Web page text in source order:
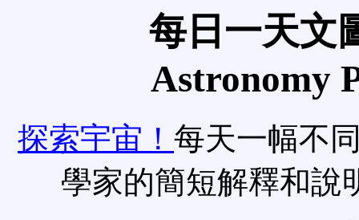
每日一天文
Astronomy
探索宇宙！ 每天一幅不
學家的簡短解釋和說